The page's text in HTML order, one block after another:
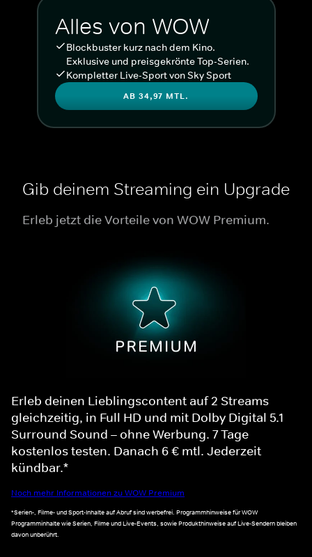
Alles von WOW
Blockbuster kurz nach dem Kino.
Exklusive und preisgekrönte Top-Serien.
Kompletter Live-Sport von Sky Sport
AB 34,97 MTL.
Gib deinem Streaming ein Upgrade
Erleb jetzt die Vorteile von WOW Premium.
Erleb deinen Lieblingscontent auf 2 Streams
gleichzeitig, in Full HD und mit Dolby Digital 5.1
Surround Sound – ohne Werbung. 7 Tage
kostenlos testen. Danach 6 € mtl. Jederzeit
kündbar.*
Noch mehr Informationen zu WOW Premium
*Serien-, Filme- und Sport-Inhalte auf Abruf sind werbefrei. Programmhinweise für WOW
Programminhalte wie Serien, Filme und Live-Events, sowie Produkthinweise auf Live-Sendern bleiben
davon unberührt.